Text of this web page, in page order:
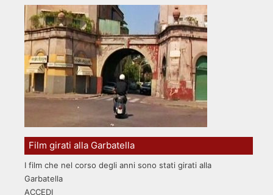
Film girati alla Garbatella
I film che nel corso degli anni sono stati girati alla
Garbatella
ACCEDI